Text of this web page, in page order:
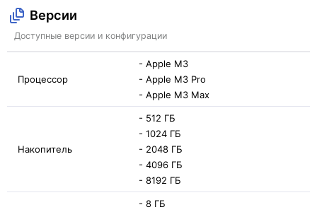
Версии
Доступные версии и конфигурации
Процессор
- Apple M3
- Apple M3 Pro
- Apple M3 Max
Накопитель
- 512 ГБ
- 1024 ГБ
- 2048 ГБ
- 4096 ГБ
- 8192 ГБ
- 8 ГБ